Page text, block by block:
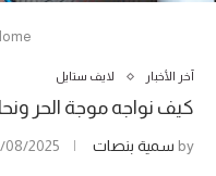
آخر الأخبار لايف ستايل
كيف نواجه موجة الحر
by سمية بنصات 08/2025